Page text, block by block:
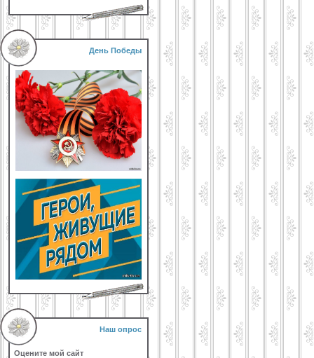
День Победы
Наш опрос
Оцените мой сайт